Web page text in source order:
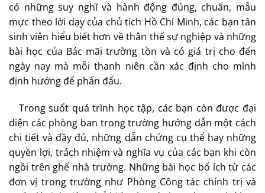
có những suy nghĩ và hành động đúng, chuẩn, mẫu
mực theo lời dạy của chủ tịch Hồ Chí Minh, các bạn tân
sinh viên hiểu biết hơn về thân thế sự nghiệp và những
bài học của Bác mãi trường tồn và có giá trị cho đến
ngày nay mà mỗi thanh niên cần xác định cho mình
định hướng để phấn đấu.
Trong suốt quá trình học tập, các bạn còn được đại
diện các phòng ban trong trường hướng dẫn một cách
chi tiết và đầy đủ, những dẫn chứng cụ thể hay những
quyền lợi, trách nhiệm và nghĩa vụ của các bạn khi còn
ngồi trên ghế nhà trường. Những bài học bổ ích từ các
đơn vị trong trường như Phòng Công tác chính trị và